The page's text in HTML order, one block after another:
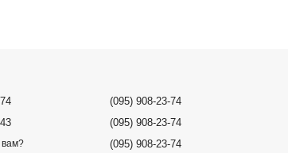
вам?
(095) 908-23-74
(095) 908-23-74
(095) 908-23-74